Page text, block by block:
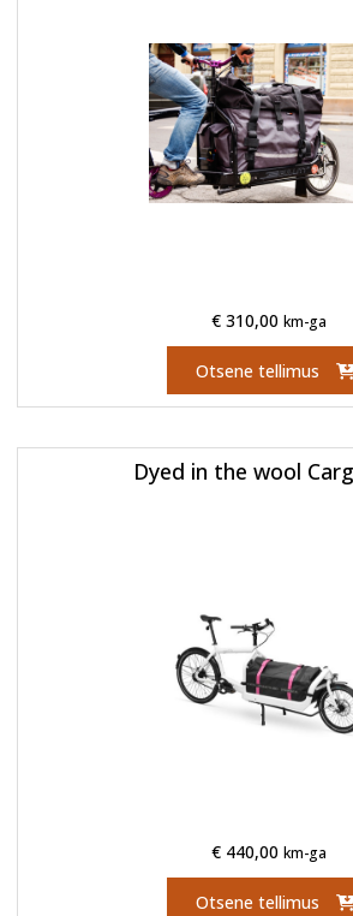
€ 310,00 km-ga
Otsene tellimus
Dyed in the wool
€ 440,00 km-ga
Otsene tellimus